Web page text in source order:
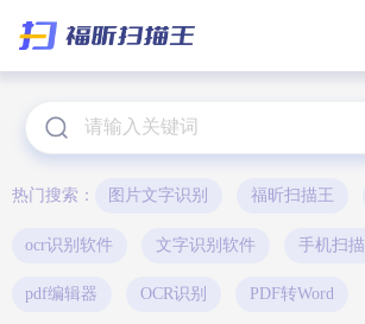
热门搜索： 图片文字识别 福昕扫描王
ocr识别软件 文字识别软件 手机扫描
pdf编辑器 OCR识别 PDF转Word